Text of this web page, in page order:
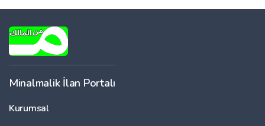
Minalmalik İlan Portalı
Kurumsal